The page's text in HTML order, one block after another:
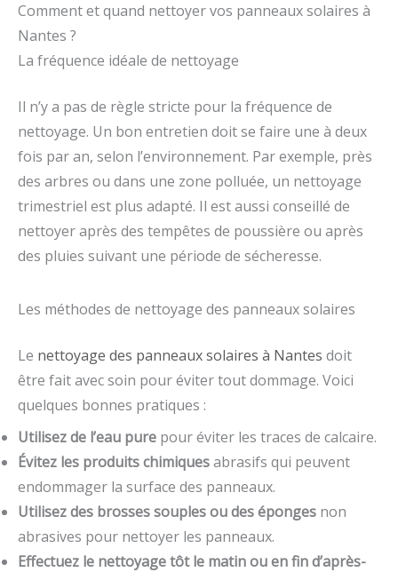
Comment et quand nettoyer vos panneaux solaires à
Nantes ?
La fréquence idéale de nettoyage
Il n’y a pas de règle stricte pour la fréquence de
nettoyage. Un bon entretien doit se faire une à deux
fois par an, selon l’environnement. Par exemple, près
des arbres ou dans une zone polluée, un nettoyage
trimestriel est plus adapté. Il est aussi conseillé de
nettoyer après des tempêtes de poussière ou après
des pluies suivant une période de sécheresse.
Les méthodes de nettoyage des panneaux solaires
Le nettoyage des panneaux solaires à Nantes doit
être fait avec soin pour éviter tout dommage. Voici
quelques bonnes pratiques :
Utilisez de l’eau pure pour éviter les traces de calcaire.
Évitez les produits chimiquesabrasifs qui peuvent
endommager la surface des panneaux.
Utilisez des brosses souples ou des éponges non
abrasives pour nettoyer les panneaux.
Effectuez le nettoyage tôt le matin ou en fin d’après-